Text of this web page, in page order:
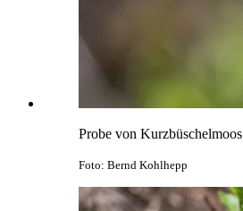
Probe von Kurzbüschelmoos
Foto: Bernd Kohlhepp